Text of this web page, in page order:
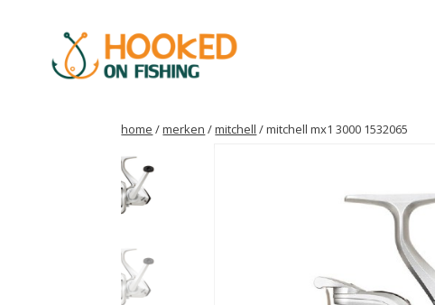
home /merken /mitchell / mitchell mx1 3000 1532065